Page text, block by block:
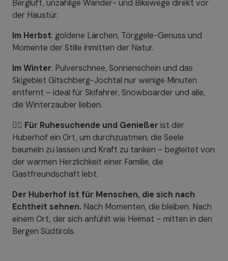
Bergluft, unzählige Wander- und Bikewege direkt vor
der Haustür.
Im Herbst: goldene Lärchen, Törggele-Genuss und
Momente der Stille inmitten der Natur.
Im Winter: Pulverschnee, Sonnenschein und das
Skigebiet Gitschberg-Jochtal nur wenige Minuten
entfernt – ideal für Skifahrer, Snowboarder und alle,
die Winterzauber lieben.
🧘‍♀️ Für Ruhesuchende und Genießerist der
Huberhof ein Ort, um durchzuatmen, die Seele
baumeln zu lassen und Kraft zu tanken – begleitet von
der warmen Herzlichkeit einer Familie, die
Gastfreundschaft lebt.
Der Huberhof ist für Menschen, die sich nach
Echtheit sehnen. Nach Momenten, die bleiben. Nach
einem Ort, der sich anfühlt wie Heimat – mitten in den
Bergen Südtirols.